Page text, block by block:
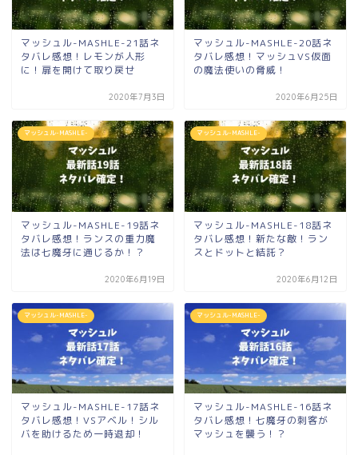
マッシュル-MASHLE-21話ネ
タバレ感想！レモンが人形
に！扉を開けて取り戻せ
2020年7月3日
マッシュル-MASHLE-20話ネ
タバレ感想！マッシュVS仮面
の魔法使いの脅威！
2020年6月25日
マッシュル-MASHLE-
マッシュル-MASHLE-19話ネ
タバレ感想！ランスの重力魔
法は七魔牙に通じるか！？
2020年6月19日
マッシュル-MASHLE-
マッシュル-MASHLE-18話ネ
タバレ感想！新たな敵！ラン
スとドットと結託？
2020年6月12日
マッシュル-MASHLE-
マッシュル-MASHLE-17話ネ
タバレ感想！VSアベル！シル
バを助けるため一時退却！
マッシュル-MASHLE-
マッシュル-MASHLE-16話ネ
タバレ感想！七魔牙の刺客が
マッシュを襲う！？